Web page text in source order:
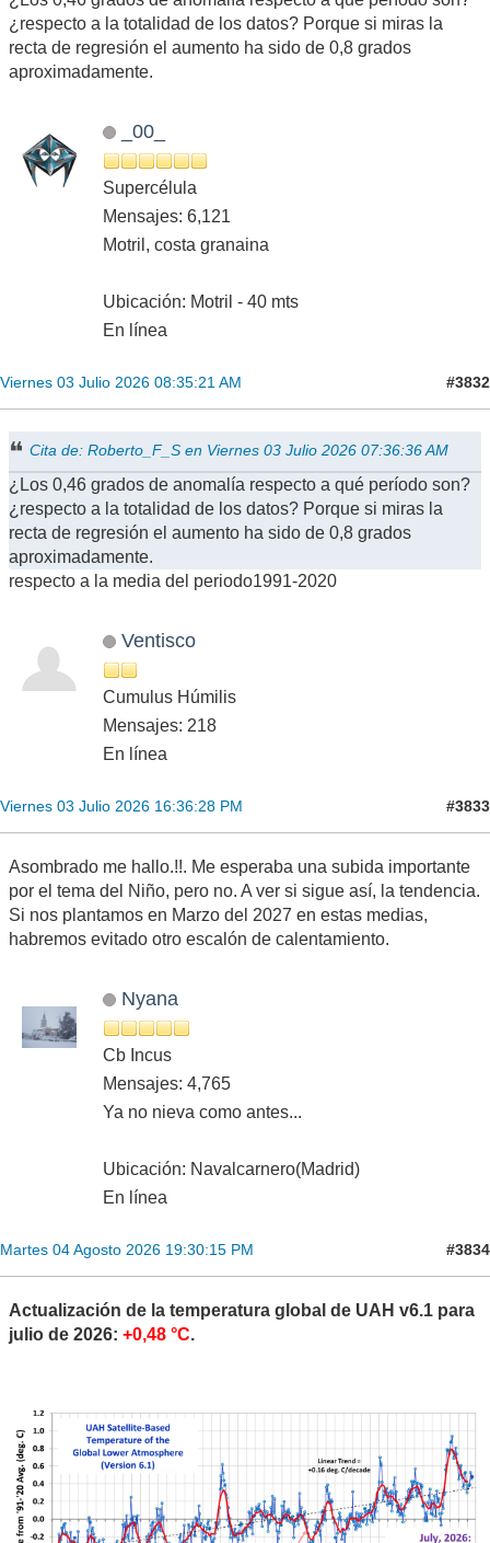
¿respecto a la totalidad de los datos? Porque si miras la
recta de regresión el aumento ha sido de 0,8 grados
aproximadamente.
_00_
Supercélula
Mensajes: 6,121
Motril, costa granaina
Ubicación: Motril - 40 mts
En línea
Viernes 03 Julio 2026 08:35:21 AM #3832
Cita de: Roberto_F_S en Viernes 03 Julio 2026 07:36:36 AM
¿Los 0,46 grados de anomalía respecto a qué período son?
¿respecto a la totalidad de los datos? Porque si miras la
recta de regresión el aumento ha sido de 0,8 grados
aproximadamente.
respecto a la media del periodo1991-2020
Ventisco
Cumulus Húmilis
Mensajes: 218
En línea
Viernes 03 Julio 2026 16:36:28 PM #3833
Asombrado me hallo.!!. Me esperaba una subida importante
por el tema del Niño, pero no. A ver si sigue así, la tendencia.
Si nos plantamos en Marzo del 2027 en estas medias,
habremos evitado otro escalón de calentamiento.
Nyana
Cb Incus
Mensajes: 4,765
Ya no nieva como antes...
Ubicación: Navalcarnero(Madrid)
En línea
Martes 04 Agosto 2026 19:30:15 PM #3834
Actualización de la temperatura global de UAH v6.1 para
julio de 2026: +0,48 °C.